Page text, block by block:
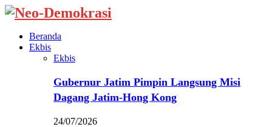
Beranda
Ekbis
Ekbis
Gubernur Jatim Pimpin Langsung Misi
Dagang Jatim-Hong Kong
24/07/2026